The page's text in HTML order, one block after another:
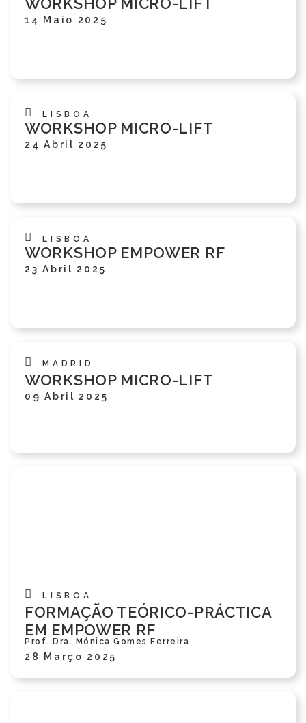
14 Maio 2025
LISBOA
WORKSHOP MICRO-LIFT
24 Abril 2025
LISBOA
WORKSHOP EMPOWER RF
23 Abril 2025
MADRID
WORKSHOP MICRO-LIFT
09 Abril 2025
LISBOA
FORMAÇÃO TEÓRICO-PRÁCTICA
EM EMPOWER RF
Prof. Dra. Mónica Gomes Ferreira
28 Março 2025